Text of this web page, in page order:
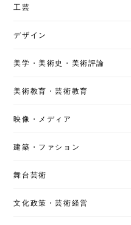
工芸
デザイン
美学・美術史・美術評論
美術教育・芸術教育
映像・メディア
建築・ファション
舞台芸術
文化政策・芸術経営